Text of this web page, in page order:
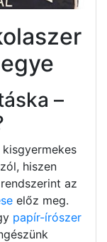
–
hiszen
az
előz meg.
papír-írószer